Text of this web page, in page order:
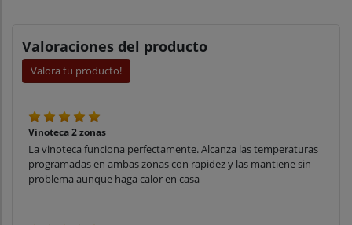
Valoraciones del producto
Valora tu producto!
Vinoteca 2 zonas
La vinoteca funciona perfectamente. Alcanza las temperaturas
programadas en ambas zonas con rapidez y las mantiene sin
problema aunque haga calor en casa